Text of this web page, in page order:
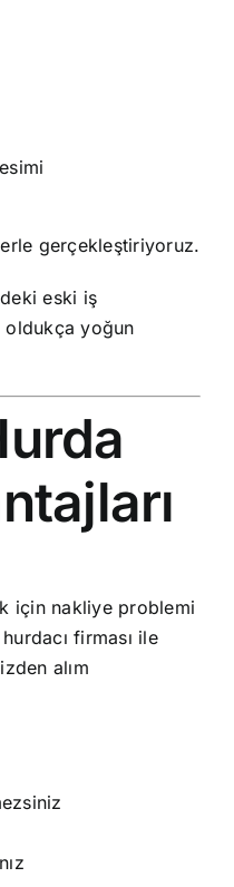
gerçekleştiriyoruz.
eski iş
oldukça yoğun
için nakliye problemi
firması ile
alım